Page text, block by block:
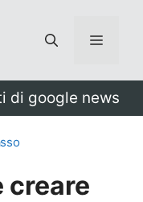
Menu
di google news
creare